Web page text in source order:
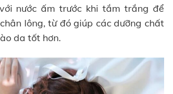
nước ấm trước khi tắm trắng để
lông, từ đó giúp các dưỡng chất
da tốt hơn.